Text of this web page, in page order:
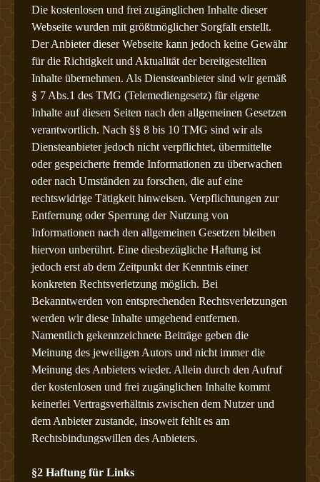
Die kostenlosen und frei zugänglichen Inhalte dieser
Webseite wurden mit größtmöglicher Sorgfalt erstellt.
Der Anbieter dieser Webseite kann jedoch keine Gewähr
für die Richtigkeit und Aktualität der bereitgestellten
Inhalte übernehmen. Als Diensteanbieter sind wir gemäß
§ 7 Abs.1 des TMG (Telemediengesetz) für eigene
Inhalte auf diesen Seiten nach den allgemeinen Gesetzen
verantwortlich. Nach §§ 8 bis 10 TMG sind wir als
Diensteanbieter jedoch nicht verpflichtet, übermittelte
oder gespeicherte fremde Informationen zu überwachen
oder nach Umständen zu forschen, die auf eine
rechtswidrige Tätigkeit hinweisen. Verpflichtungen zur
Entfernung oder Sperrung der Nutzung von
Informationen nach den allgemeinen Gesetzen bleiben
hiervon unberührt. Eine diesbezügliche Haftung ist
jedoch erst ab dem Zeitpunkt der Kenntnis einer
konkreten Rechtsverletzung möglich. Bei
Bekanntwerden von entsprechenden Rechtsverletzungen
werden wir diese Inhalte umgehend entfernen.
Namentlich gekennzeichnete Beiträge geben die
Meinung des jeweiligen Autors und nicht immer die
Meinung des Anbieters wieder. Allein durch den Aufruf
der kostenlosen und frei zugänglichen Inhalte kommt
keinerlei Vertragsverhältnis zwischen dem Nutzer und
dem Anbieter zustande, insoweit fehlt es am
Rechtsbindungswillen des Anbieters.
§2 Haftung für Links